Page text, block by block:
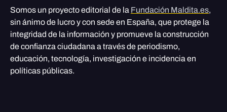
Somos un proyecto editorial de la Fundación Maldita.es,
sin ánimo de lucro y con sede en España, que protege la
integridad de la información y promueve la construcción
de confianza ciudadana a través de periodismo,
educación, tecnología, investigación e incidencia en
políticas públicas.